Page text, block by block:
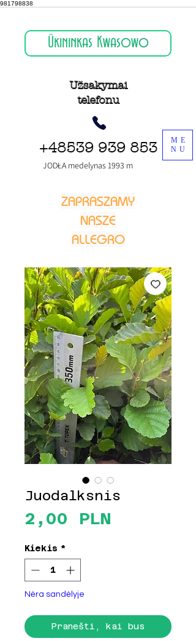
981798838
ME
NU
Ūkininkas Kwasowo
JODŁA medelynas 1993 m
Užsakymai
telefonu
+48539 939 853
ZAPRASZAMY
NASZE
ALLEGRO
Juodalksnis
2,00 PLN
Kiekis *
Nėra sandėlyje
Pranešti, kai bus